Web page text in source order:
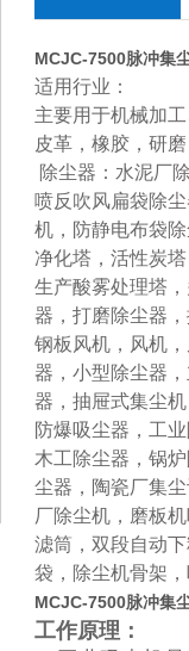
MCJC-7500脉冲集
适用行业：
主要用于机械加
皮革，橡胶，研
除尘器：水泥厂
喷反吹风扁袋除
机，防静电布袋
净化塔，活性炭
生产酸雾处理塔
器，打磨除尘器
钢板风机，风机
器，小型除尘器
器，抽屉式集尘
防爆吸尘器，工
木工除尘器，锅
尘器，陶瓷厂集
厂除尘机，磨板
滤筒，双段自动
袋，除尘机骨架
MCJC-7500脉冲集
工作原理：